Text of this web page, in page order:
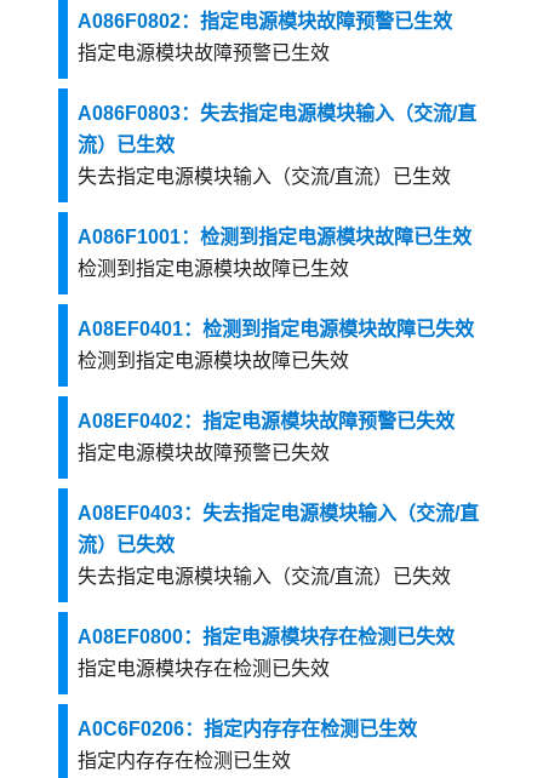
A086F0802：指定电源模块故障预警已生效
指定电源模块故障预警已生效
A086F0803：失去指定电源模块输入（交流/直
流）已生效
失去指定电源模块输入（交流/直流）已生效
A086F1001：检测到指定电源模块故障已生效
检测到指定电源模块故障已生效
A08EF0401：检测到指定电源模块故障已失效
检测到指定电源模块故障已失效
A08EF0402：指定电源模块故障预警已失效
指定电源模块故障预警已失效
A08EF0403：失去指定电源模块输入（交流/直
流）已失效
失去指定电源模块输入（交流/直流）已失效
A08EF0800：指定电源模块存在检测已失效
指定电源模块存在检测已失效
A0C6F0206：指定内存存在检测已生效
指定内存存在检测已生效